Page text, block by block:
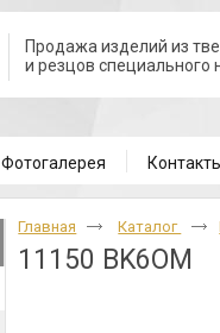
Продажа изделий из
и резцов специального
Фотогалерея
Главная Каталог
11150 BK6OM